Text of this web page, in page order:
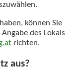
können Sie
des Lokals
richten.
aus?